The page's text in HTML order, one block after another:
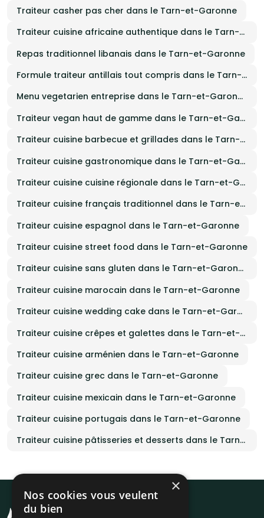
Traiteur casher pas cher dans le Tarn-et-Garonne
Traiteur cuisine africaine authentique dans le Tarn-et-Garonne
Repas traditionnel libanais dans le Tarn-et-Garonne
Formule traiteur antillais tout compris dans le Tarn-et-Garonne
Menu vegetarien entreprise dans le Tarn-et-Garonne
Traiteur vegan haut de gamme dans le Tarn-et-Garonne
Traiteur cuisine barbecue et grillades dans le Tarn-et-Garonne
Traiteur cuisine gastronomique dans le Tarn-et-Garonne
Traiteur cuisine cuisine régionale dans le Tarn-et-Garonne
Traiteur cuisine français traditionnel dans le Tarn-et-Garonne
Traiteur cuisine espagnol dans le Tarn-et-Garonne
Traiteur cuisine street food dans le Tarn-et-Garonne
Traiteur cuisine sans gluten dans le Tarn-et-Garonne
Traiteur cuisine marocain dans le Tarn-et-Garonne
Traiteur cuisine wedding cake dans le Tarn-et-Garonne
Traiteur cuisine crêpes et galettes dans le Tarn-et-Garonne
Traiteur cuisine arménien dans le Tarn-et-Garonne
Traiteur cuisine grec dans le Tarn-et-Garonne
Traiteur cuisine mexicain dans le Tarn-et-Garonne
Traiteur cuisine portugais dans le Tarn-et-Garonne
Traiteur cuisine pâtisseries et desserts dans le Tarn-et-Garonne
×
Nos cookies vous veulent
du bien